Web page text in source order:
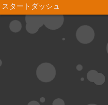
スタートダッシュ